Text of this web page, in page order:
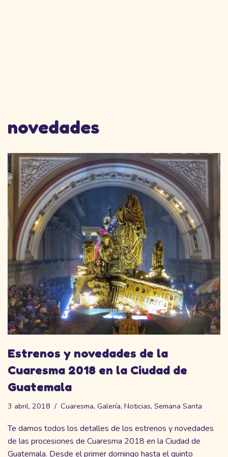
novedades
Estrenos y novedades de la
Cuaresma 2018 en la Ciudad de
Guatemala
3 abril, 2018 Cuaresma, Galería, Noticias, Semana Santa
Te damos todos los detalles de los estrenos y novedades
de las procesiones de Cuaresma 2018 en la Ciudad de
Guatemala. Desde el primer domingo hasta el quinto